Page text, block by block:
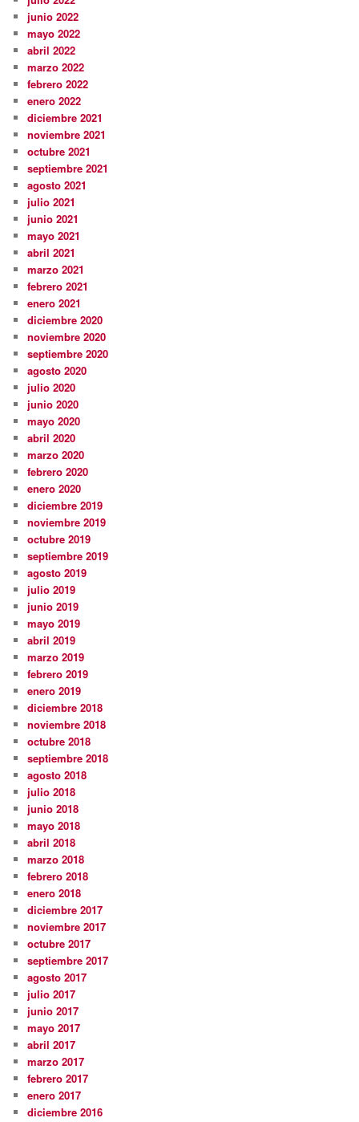
junio 2022
mayo 2022
abril 2022
marzo 2022
febrero 2022
enero 2022
diciembre 2021
noviembre 2021
octubre 2021
septiembre 2021
agosto 2021
julio 2021
junio 2021
mayo 2021
abril 2021
marzo 2021
febrero 2021
enero 2021
diciembre 2020
noviembre 2020
septiembre 2020
agosto 2020
julio 2020
junio 2020
mayo 2020
abril 2020
marzo 2020
febrero 2020
enero 2020
diciembre 2019
noviembre 2019
octubre 2019
septiembre 2019
agosto 2019
julio 2019
junio 2019
mayo 2019
abril 2019
marzo 2019
febrero 2019
enero 2019
diciembre 2018
noviembre 2018
octubre 2018
septiembre 2018
agosto 2018
julio 2018
junio 2018
mayo 2018
abril 2018
marzo 2018
febrero 2018
enero 2018
diciembre 2017
noviembre 2017
octubre 2017
septiembre 2017
agosto 2017
julio 2017
junio 2017
mayo 2017
abril 2017
marzo 2017
febrero 2017
enero 2017
diciembre 2016